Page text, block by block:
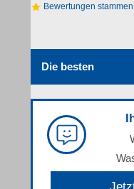
Bewertungen
Die besten